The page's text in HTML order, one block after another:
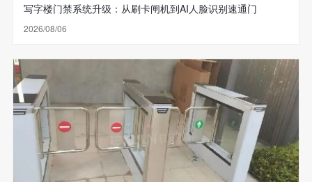
写字楼门禁系统升级：从刷卡闸机到AI人脸识别速通门
2026/08/06